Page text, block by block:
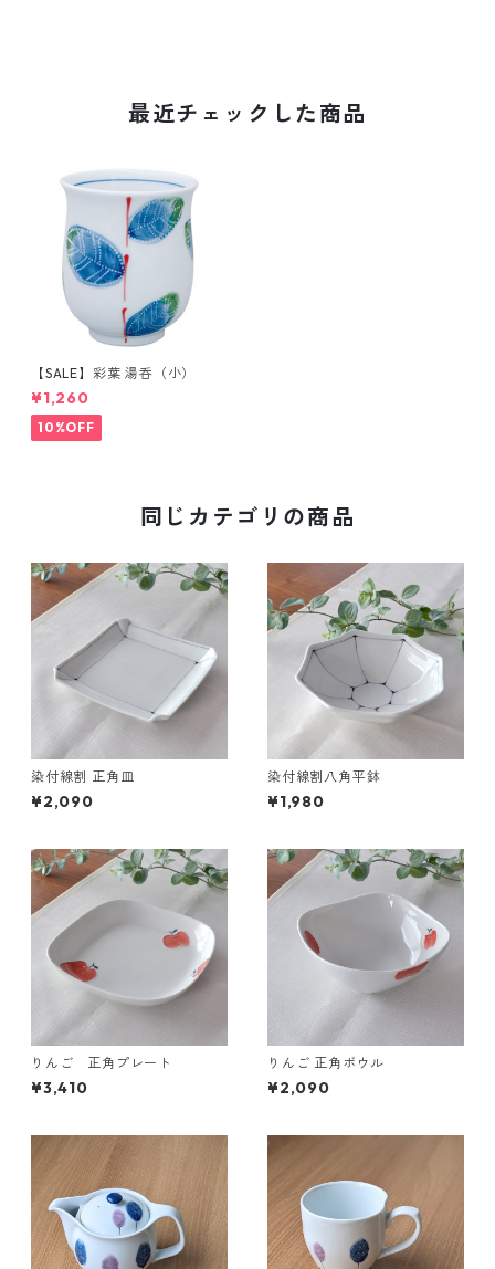
最近チェックした商品
【SALE】彩葉 湯呑（小）
¥1,260
10%OFF
同じカテゴリの商品
染付線割 正角皿
¥2,090
染付線割八角平鉢
¥1,980
りんご 正角プレート
¥3,410
りんご 正角ボウル
¥2,090